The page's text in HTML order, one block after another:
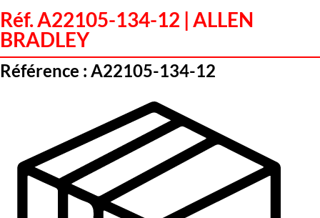
Réf. A22105-134-12 | ALLEN
BRADLEY
Référence : A22105-134-12